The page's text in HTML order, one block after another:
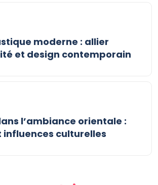
moderne : allier
et design contemporain
l’ambiance orientale :
influences culturelles